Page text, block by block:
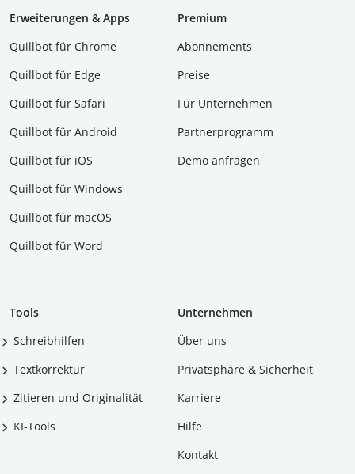
Erweiterungen & Apps
Quillbot für Chrome
Quillbot für Edge
Quillbot für Safari
Quillbot für Android
Quillbot für iOS
Quillbot für Windows
Quillbot für macOS
Quillbot für Word
Premium
Abon­ne­ments
Preise
Für Unternehmen
Partnerprogramm
Demo anfragen
Tools
Schreibhilfen
Textkorrektur
Zitieren und Originalität
KI-Tools
Unternehmen
Über uns
Privatsphäre & Sicherheit
Karriere
Hilfe
Kontakt